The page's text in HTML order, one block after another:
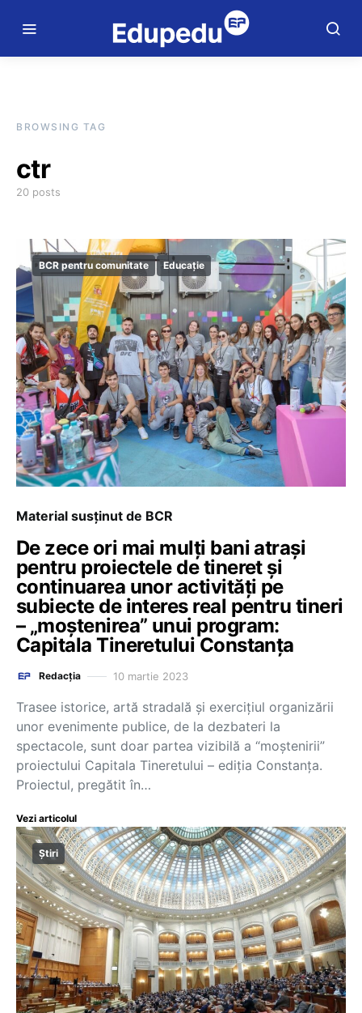
BROWSING TAG
ctr
20 posts
BCR pentru comunitate Educație
Material susținut de BCR
De zece ori mai mulți bani atrași
pentru proiectele de tineret și
continuarea unor activități pe
subiecte de interes real pentru tineri
– „moștenirea” unui program:
Capitala Tineretului Constanța
Redacția 10 martie 2023
Trasee istorice, artă stradală și exercițiul organizării
unor evenimente publice, de la dezbateri la
spectacole, sunt doar partea vizibilă a “moștenirii”
proiectului Capitala Tineretului – ediția Constanța.
Proiectul, pregătit în…
Vezi articolul
Știri